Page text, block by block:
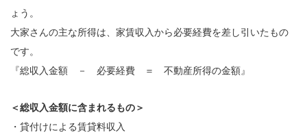
ょう。
大家さんの主な所得は、家賃収入から必要経費を差し引いたもの
です。
『総収入金額 － 必要経費 ＝ 不動産所得の金額』
＜総収入金額に含まれるもの＞
・貸付けによる賃貸料収入